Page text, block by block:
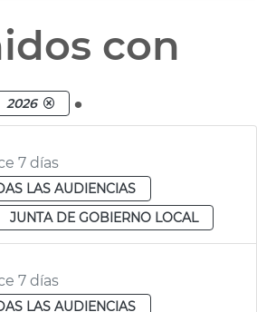
con
2026 .
7 días
LAS AUDIENCIAS
JUNTA DE GOBIERNO LOCAL
7 días
LAS AUDIENCIAS